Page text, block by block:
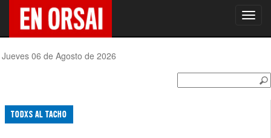
Jueves 06 de Agosto de 2026
TODXS AL TACHO